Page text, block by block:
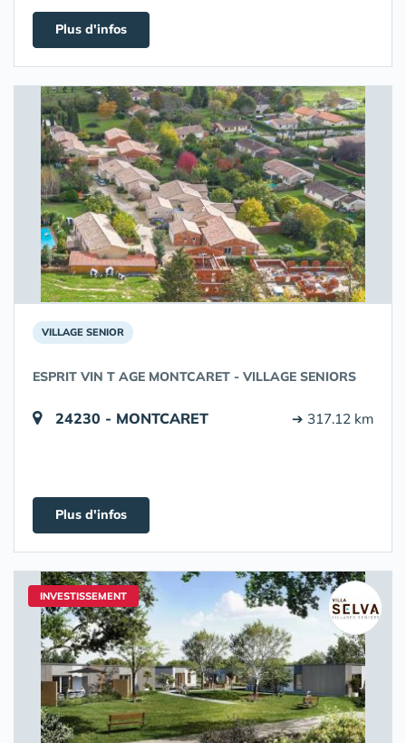
Plus d'infos
VILLAGE SENIOR
ESPRIT VIN T AGE MONTCARET - VILLAGE SENIORS
24230 - MONTCARET ➔ 317.12 km
Plus d'infos
INVESTISSEMENT